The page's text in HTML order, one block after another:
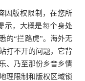
因版权限制，在您所
，大概是每个身处
的“拦路虎”。海外无
打不开的问题，它背
、乃至那份乡音乡情
理限制和版权区域锁